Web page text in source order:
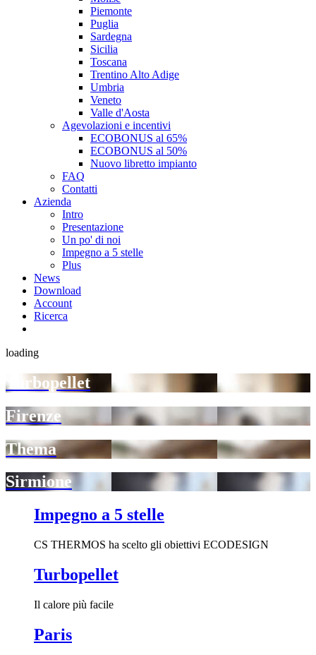
Piemonte
Puglia
Sardegna
Sicilia
Toscana
Trentino Alto Adige
Umbria
Veneto
Valle d'Aosta
Agevolazioni e incentivi
ECOBONUS al 65%
ECOBONUS al 50%
Nuovo libretto impianto
FAQ
Contatti
Azienda
Intro
Presentazione
Un po' di noi
Impegno a 5 stelle
Plus
News
Download
Account
Ricerca
loading
Turbopellet
Firenze
Thema
Sirmione
Impegno a 5 stelle
CS THERMOS ha scelto gli obiettivi ECODESIGN
Turbopellet
Il calore più facile
Paris